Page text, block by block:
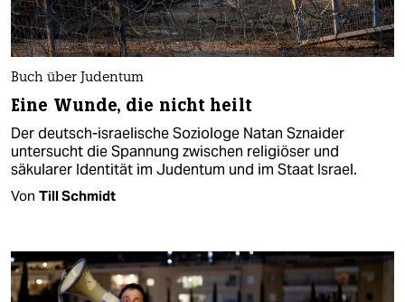
Buch über Judentum
Eine Wunde, die nicht heilt
Der deutsch-israelische Soziologe Natan Sznaider
untersucht die Spannung zwischen religiöser und
säkularer Identität im Judentum und im Staat Israel.
Von Till Schmidt